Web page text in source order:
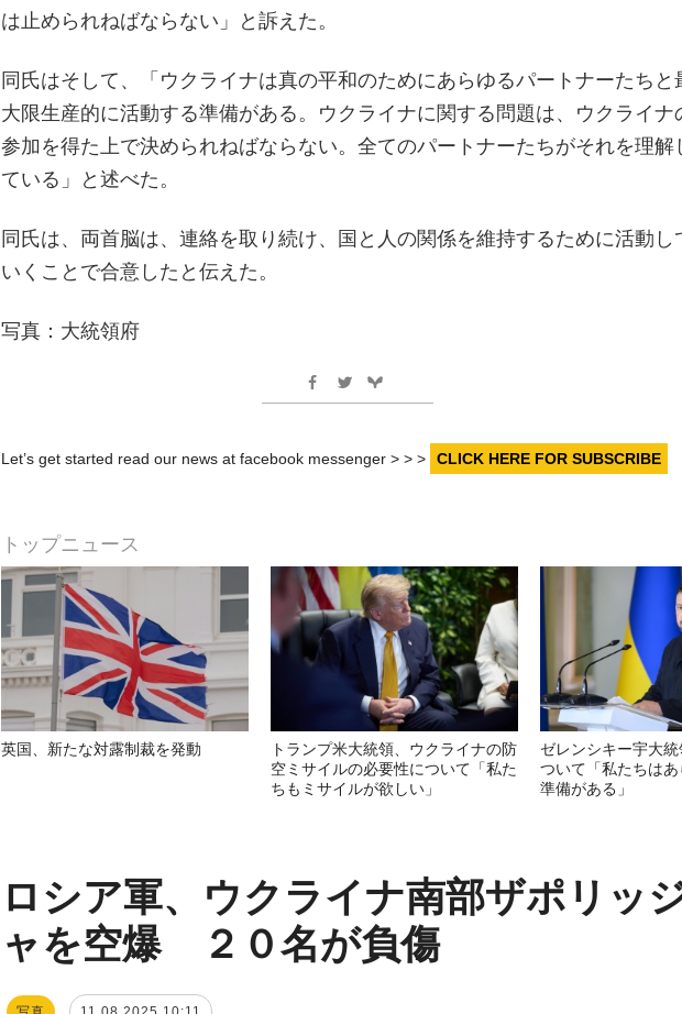
は止められねばならない」と訴えた。
同氏はそして、「ウクライナは真の平和のためにあらゆるパートナーたちと
大限生産的に活動する準備がある。ウクライナに関する問題は、ウクライナ
参加を得た上で決められねばならない。全てのパートナーたちがそれを理解
ている」と述べた。
同氏は、両首脳は、連絡を取り続け、国と人の関係を維持するために活動し
いくことで合意したと伝えた。
写真：大統領府
Let’s get started read our news at facebook messenger > > > CLICK HERE FOR SUBSCRIBE
トップニュース
英国、新たな対露制裁を発動
トランプ米大統領、ウクライナの防
空ミサイルの必要性について「私た
ちもミサイルが欲しい」
ゼレンシキー宇大
ついて「私たちは
準備がある」
ロシア軍、ウクライナ南部ザポリッ
ャを空爆 ２０名が負傷